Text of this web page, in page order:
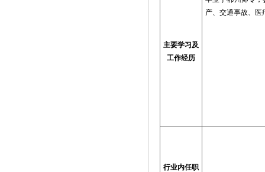
主要学习及
工作经历
产、交通事故、医
行业内任职